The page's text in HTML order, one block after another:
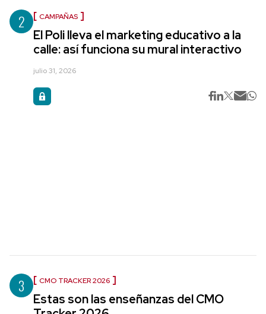
2 CAMPAÑAS
El Poli lleva el marketing educativo a la
calle: así funciona su mural interactivo
julio 31, 2026
3 CMO TRACKER 2026
Estas son las enseñanzas del CMO